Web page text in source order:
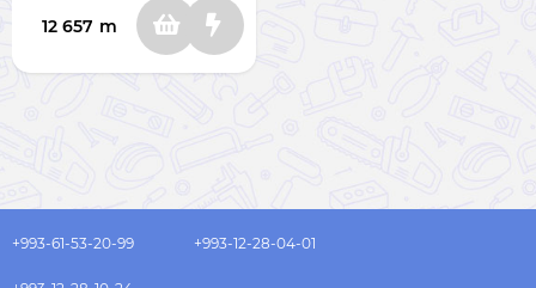
12 657 m
+993-61-53-20-99 +993-12-28-04-01